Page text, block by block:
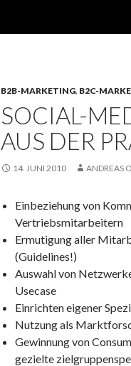
B2B-MARKETING, B2C-
SOCIAL-
AUS DER
14. JUNI 2010 ANDREAS
Einbeziehung von
Vertriebsmitarbeitern
Ermutigung aller
(Guidelines!)
Auswahl von
Usecase
Einrichten eigener
Nutzung als
Gewinnung von
gezielte